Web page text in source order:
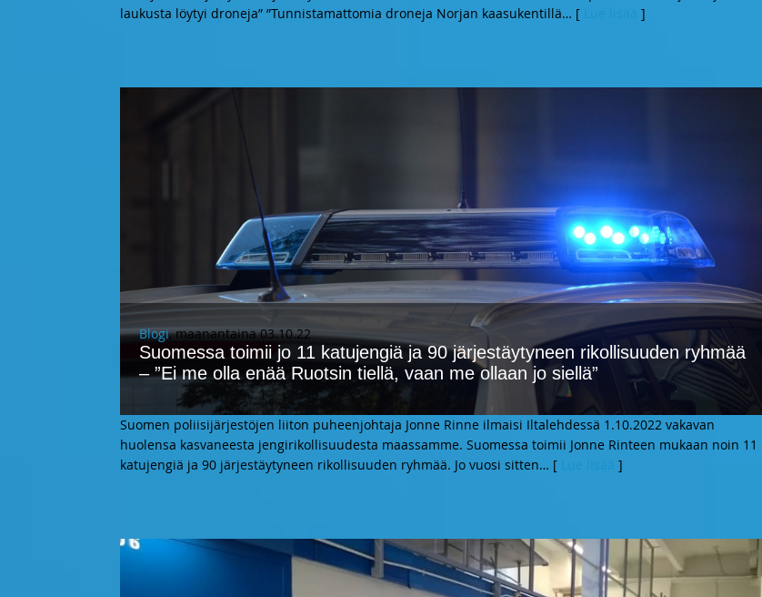
laukusta löytyi droneja” ”Tunnistamattomia droneja Norjan kaasukentillä… [ ]
Blogi, maanantaina 03.10.22
Suomessa toimii jo 11 katujengiä ja 90 järjestäytyneen rikollisuuden ryhmää
– ”Ei me olla enää Ruotsin tiellä, vaan me ollaan jo siellä”
Suomen poliisijärjestöjen liiton puheenjohtaja Jonne Rinne ilmaisi Iltalehdessä 1.10.2022 vakavan
huolensa kasvaneesta jengirikollisuudesta maassamme. Suomessa toimii Jonne Rinteen mukaan noin 11
katujengiä ja 90 järjestäytyneen rikollisuuden ryhmää. Jo vuosi sitten… [ ]